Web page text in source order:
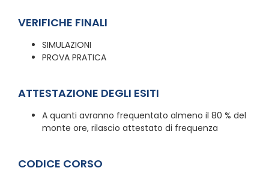
VERIFICHE FINALI
SIMULAZIONI
PROVA PRATICA
ATTESTAZIONE DEGLI ESITI
A quanti avranno frequentato almeno il 80 % del
monte ore, rilascio attestato di frequenza
CODICE CORSO